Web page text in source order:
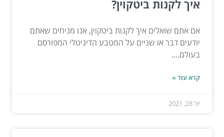
איך לקנות ביטקוין?
אם אתם שואלים איך לקנות ביטקוין, אנו מניחים שאתם
יודעים דבר או שניים על המטבע הדיגיטלי המפורסם
בעולם....
קרא עוד »
יול 28, 2021